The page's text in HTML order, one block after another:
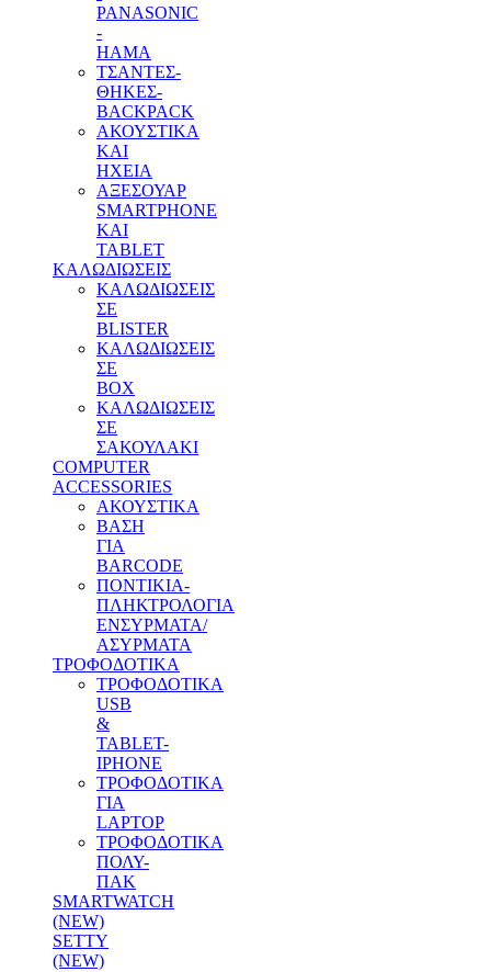
PANASONIC
-
HAMA
ΤΣΑΝΤΕΣ-
ΘΗΚΕΣ-
BACKPACK
ΑΚΟΥΣΤΙΚΑ
ΚΑΙ
ΗΧΕΙΑ
ΑΞΕΣΟΥΑΡ
SMARTPHONE
ΚΑΙ
TABLET
ΚΑΛΩΔΙΩΣΕΙΣ
ΚΑΛΩΔΙΩΣΕΙΣ
ΣΕ
BLISTER
ΚΑΛΩΔΙΩΣΕΙΣ
ΣΕ
BOX
ΚΑΛΩΔΙΩΣΕΙΣ
ΣΕ
ΣΑΚΟΥΛΑΚΙ
COMPUTER
ACCESSORIES
ΑΚΟΥΣΤΙΚΑ
ΒΑΣΗ
ΓΙΑ
BARCODE
ΠΟΝΤΙΚΙΑ-
ΠΛΗΚΤΡΟΛΟΓΙΑ
ΕΝΣΥΡΜΑΤΑ/
ΑΣΥΡΜΑΤΑ
ΤΡΟΦΟΔΟΤΙΚΑ
ΤΡΟΦΟΔΟΤΙΚΑ
USB
&
TABLET-
IPHONE
ΤΡΟΦΟΔΟΤΙΚΑ
ΓΙΑ
LAPTOP
ΤΡΟΦΟΔΟΤΙΚΑ
ΠΟΛΥ-
ΠΑΚ
SMARTWATCH
(NEW)
SETTY
(NEW)